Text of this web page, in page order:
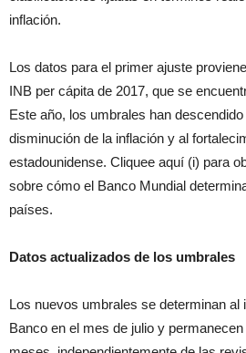
inflación.
Los datos para el primer ajuste
INB per cápita de 2017, que se
Este año, los umbrales han
disminución de la inflación y al
estadounidense. Cliquee aquí (i) para
sobre cómo el Banco Mundial
países.
Datos actualizados de los umbrales
Los nuevos umbrales se determinan al
Banco en el mes de julio y